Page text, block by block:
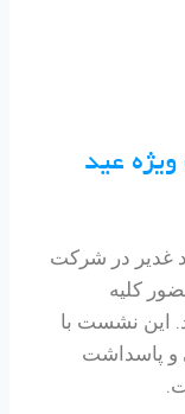
عید
غدیر در شرکت
کلیه
این نشست با
و پاسداشت